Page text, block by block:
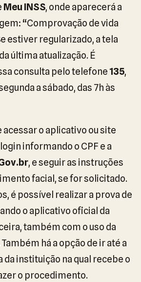
Meu INSS, onde aparecerá a
“Comprovação de vida
estiver regularizado, a tela
última atualização. É
consulta pelo telefone 135,
a sábado, das 7h às
acessar o aplicativo ou site
informando o CPF e a
, e seguir as instruções
facial, se for solicitado.
é possível realizar a prova de
o aplicativo oficial da
também com o uso da
há a opção de ir até a
da instituição na qual recebe o
o procedimento.